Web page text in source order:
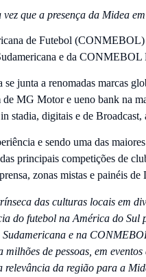
que a presença da Midea
de Futebol
e da CONMEBOL
se junta a renomadas marcas
MG Motor e ueno bank na
stadia, digitais e de
e sendo uma das
principais competições de
zonas mistas e painéis
das culturas locais em
do futebol na América do Sul
e na
milhões de pessoas, em
relevância da região para a